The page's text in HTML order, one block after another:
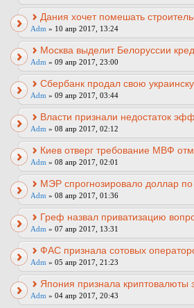
Дания хочет помешать
Adm » 10 апр 2017, 13:24
Москва выделит Белоруссии
Adm » 09 апр 2017, 23:00
Сбербанк продал свою
Adm » 09 апр 2017, 03:44
Власти признали недостаток
Adm » 08 апр 2017, 02:12
Киев отверг требование МВФ
Adm » 08 апр 2017, 02:01
МЭР спрогнозировало доллар по
Adm » 08 апр 2017, 01:36
Греф назвал приватизацию
Adm » 07 апр 2017, 13:31
ФАС признала сотовых
Adm » 05 апр 2017, 21:23
Япония признала криптовалюты
Adm » 04 апр 2017, 20:43